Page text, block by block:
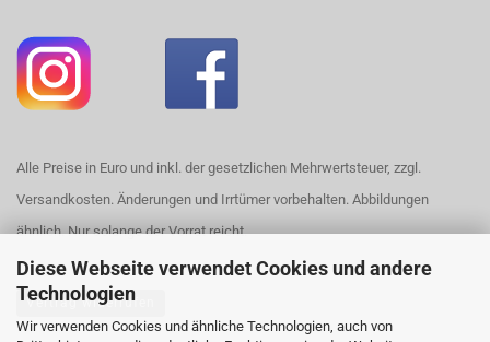
Diese Webseite verwendet Cookies und andere
Technologien
Wir verwenden Cookies und ähnliche Technologien, auch von
Alle Preise in Euro und inkl. der gesetzlichen Mehrwertsteuer, zzgl.
Versandkosten. Änderungen und Irrtümer vorbehalten. Abbildungen
ähnlich. Nur solange der Vorrat reicht.
Vertrag widerrufen